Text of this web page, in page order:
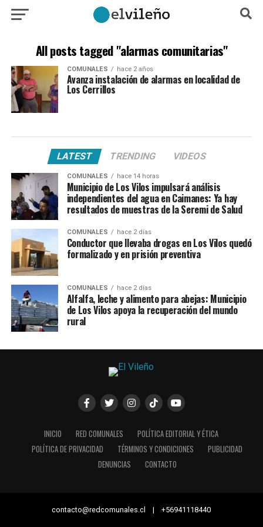
All posts tagged "alarmas comunitarias"
COMUNALES hace 2 años
Avanza instalación de alarmas en localidad de
Los Cerrillos
LATEST TRENDING VIDEOS
COMUNALES hace 14 horas
Municipio de Los Vilos impulsará análisis
independientes del agua en Caimanes: Ya hay
resultados de muestras de la Seremi de Salud
COMUNALES hace 2 días
Conductor que llevaba drogas en Los Vilos quedó
formalizado y en prisión preventiva
COMUNALES hace 2 días
Alfalfa, leche y alimento para abejas: Municipio
de Los Vilos apoya la recuperación del mundo
rural
INICIO RED COMUNALES
POLÍTICA EDITORIAL Y ÉTICA
POLÍTICA DE PRIVACIDAD
TÉRMINOS Y CONDICIONES
PUBLICIDAD
DENUNCIAS
CONTACTO
contacto@redcomunales.cl | +56941118440